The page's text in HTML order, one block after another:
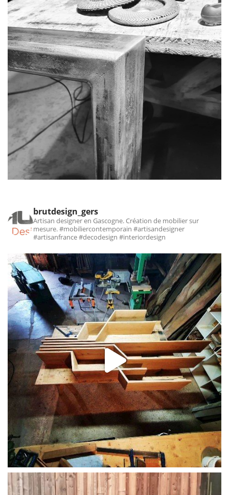
brutdesign_gers
Artisan designer en Gascogne. Création de mobilier sur
mesure.#mobiliercontemporain #artisandesigner
#artisanfrance #decodesign #interiordesign